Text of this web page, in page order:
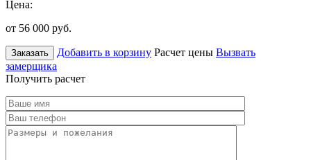
Цена:
от 56 000 руб.
Заказать Добавить в корзину Расчет цены Вызвать
замерщика
Получить расчет